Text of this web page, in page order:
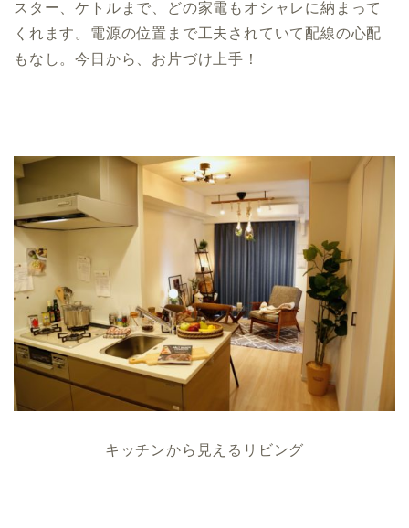
スター、ケトルまで、どの家電もオシャレに納まって
くれます。電源の位置まで工夫されていて配線の心配
もなし。今日から、お片づけ上手！
キッチンから見えるリビング